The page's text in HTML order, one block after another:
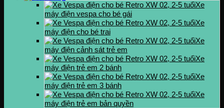
Xe
máy điện vespa cho bé gái
Xe
máy điện cho bé trai
Xe
máy điện cảnh sát trẻ em
Xe
máy điện trẻ em 2 bánh
Xe
máy điện trẻ em 3 bánh
Xe
máy điện trẻ em bản quyền